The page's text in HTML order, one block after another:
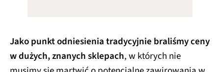
Jako punkt odniesienia tradycyjnie braliśmy ceny
w dużych, znanych sklepach, w których nie